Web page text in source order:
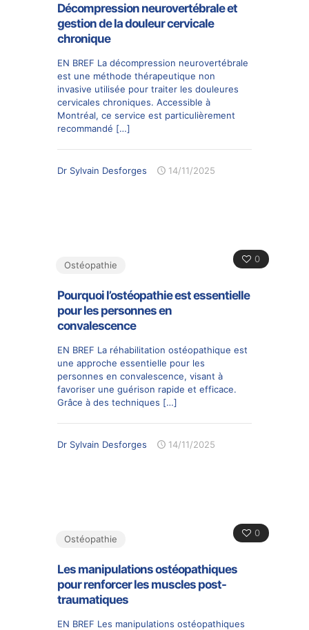
Décompression neurovertébrale et
gestion de la douleur cervicale
chronique
EN BREF La décompression neurovertébrale
est une méthode thérapeutique non
invasive utilisée pour traiter les douleures
cervicales chroniques. Accessible à
Montréal, ce service est particulièrement
recommandé […]
Dr Sylvain Desforges 14/11/2025
0
Ostéopathie
Pourquoi l’ostéopathie est essentielle
pour les personnes en
convalescence
EN BREF La réhabilitation ostéopathique est
une approche essentielle pour les
personnes en convalescence, visant à
favoriser une guérison rapide et efficace.
Grâce à des techniques […]
Dr Sylvain Desforges 14/11/2025
0
Ostéopathie
Les manipulations ostéopathiques
pour renforcer les muscles post-
traumatiques
EN BREF Les manipulations ostéopathiques